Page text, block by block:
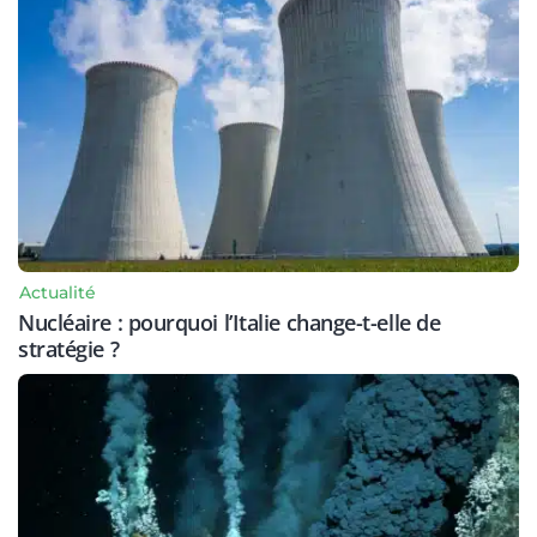
Actualité
Nucléaire : pourquoi l’Italie change-t-elle de
stratégie ?